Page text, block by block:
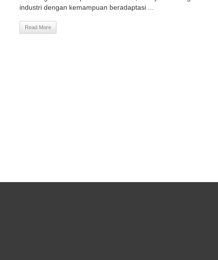
industri dengan kemampuan beradaptasi ...
Read More